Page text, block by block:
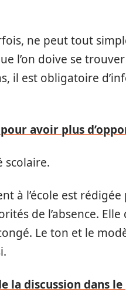
ne peut tout
l’on doive se
il est obligatoire
avoir plus
scolaire.
à l’école est
de l’absence. Elle
Le ton et le
la discussion dans